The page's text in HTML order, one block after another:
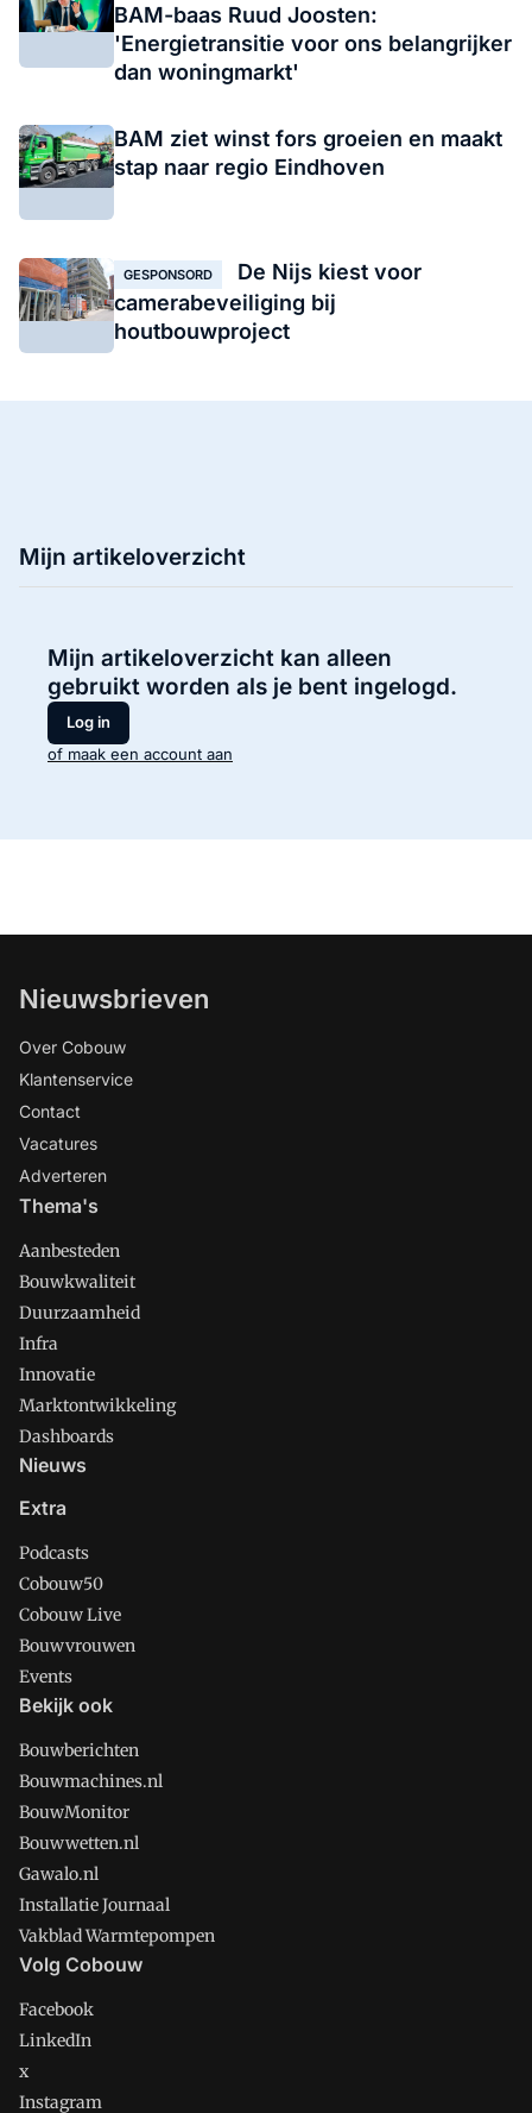
BAM-baas Ruud Joosten:
'Energietransitie voor ons belangrijker
dan woningmarkt'
BAM ziet winst fors groeien en maakt
stap naar regio Eindhoven
GESPONSORD
De Nijs kiest voor
camerabeveiliging bij
houtbouwproject
Mijn artikeloverzicht
Mijn artikeloverzicht kan alleen
gebruikt worden als je bent ingelogd.
Log in
of maak een account aan
Nieuwsbrieven
Over Cobouw
Klantenservice
Contact
Vacatures
Adverteren
Thema's
Aanbesteden
Bouwkwaliteit
Duurzaamheid
Infra
Innovatie
Marktontwikkeling
Dashboards
Nieuws
Extra
Podcasts
Cobouw50
Cobouw Live
Bouwvrouwen
Events
Bekijk ook
Bouwberichten
Bouwmachines.nl
BouwMonitor
Bouwwetten.nl
Gawalo.nl
Installatie Journaal
Vakblad Warmtepompen
Volg Cobouw
Facebook
LinkedIn
x
Instagram